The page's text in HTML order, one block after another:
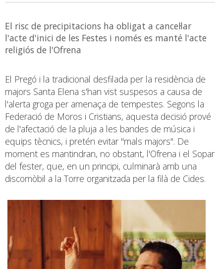
El risc de precipitacions ha obligat a cancel·lar
l'acte d'inici de les Festes i només es manté l'acte
religiós de l'Ofrena
El Pregó i la tradicional desfilada per la residència de
majors Santa Elena s'han vist suspesos a causa de
l'alerta groga per amenaça de tempestes. Segons la
Federació de Moros i Cristians, aquesta decisió prové
de l'afectació de la pluja a les bandes de música i
equips tècnics, i pretén evitar "mals majors". De
moment es mantindran, no obstant, l'Ofrena i el Sopar
del fester, que, en un principi, culminarà amb una
discomòbil a la Torre organitzada per la filà de Cides.